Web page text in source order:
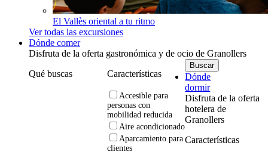
El Vallès oriental a tu ritmo
Ver todas las excursiones
Dónde comer
Disfruta de la oferta gastronómica y de ocio de Granollers
Qué buscas
Características
Accesible para
personas con
mobilidad reducida
Aire acondicionado
Aparcamiento para
clientes
Dónde
dormir
Disfruta de la oferta
hotelera de
Granollers
Características